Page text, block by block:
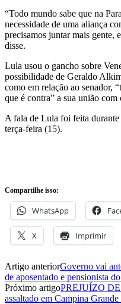
“Todo mundo sabe que na
necessidade de uma aliança
precisamos juntar mais gente,
disse.
Lula usou o gancho sobre
possibilidade de Geraldo
como em relação ao senador,
que é contra” a sua união
A fala de Lula foi feita durante
terça-feira (15).
Compartilhe isso:
WhatsApp
X Imprimir
Artigo anteriorGoverno vai
de aposentado e pensionista
Próximo artigoPREJUÍZO
assaltado em Campina